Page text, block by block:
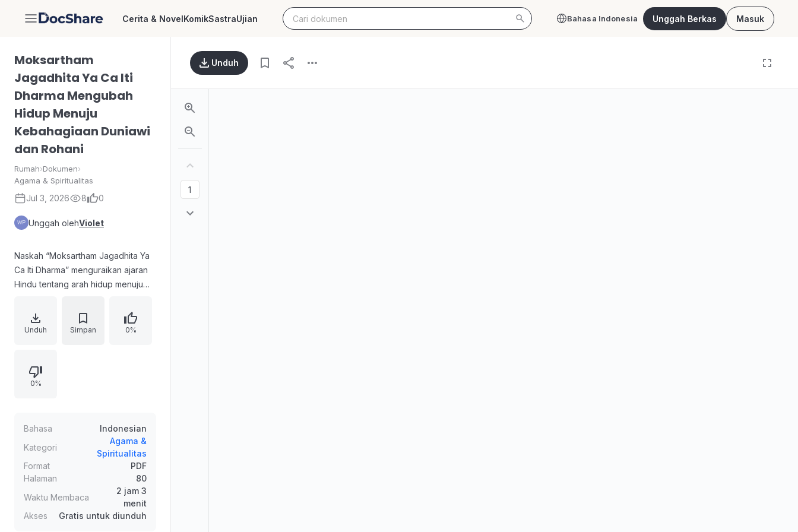
DocShare Cerita & NovelKomikSastraUjian Bahasa Indonesia Unggah Berkas Masuk
Moksartham
Jagadhita Ya Ca Iti
Dharma Mengubah
Hidup Menuju
Kebahagiaan Duniawi
dan Rohani
Rumah›Dokumen›
Agama & Spiritualitas
Jul 3, 2026 8 0
Unggah olehViolet
Naskah “Moksartham Jagadhita Ya
Ca Iti Dharma” menguraikan ajaran
Hindu tentang arah hidup menuju
melalui pemahaman dharma dan
hukum karma. Teks diawali dengan
makhluk. Selanjutnya memasuki Bab
1 yang membahas darimana
sebab luar seperti cuaca, makanan,
atau gangguan, sedangkan akar
utamanya adalah akumulasi karma
buruk yang membuahkan karma-
phala, memengaruhi ekonomi,
kesehatan, dan hubungan asmara.
Unduh Simpan 0%
0%
Bahasa
Indonesian
Kategori
Agama &
Spiritualitas
Format
PDF
Halaman
80
Waktu Membaca
2 jam 3
menit
Akses
Gratis untuk diunduh
Unduh